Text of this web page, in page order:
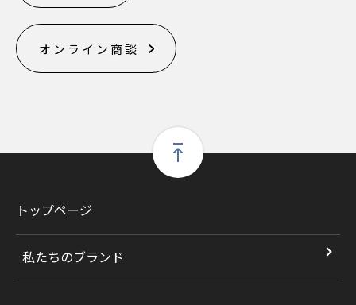
オンライン商談
トップページ
私たちのブランド